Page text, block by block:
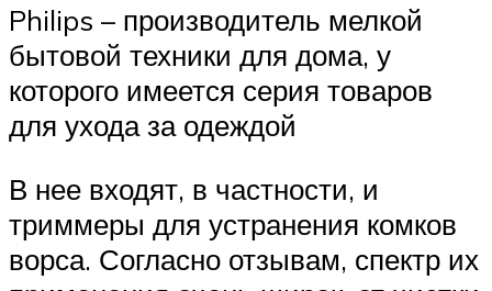
Philips – производитель мелкой
бытовой техники для дома, у
которого имеется серия товаров
для ухода за одеждой
В нее входят, в частности, и
триммеры для устранения комков
ворса. Согласно отзывам, спектр их